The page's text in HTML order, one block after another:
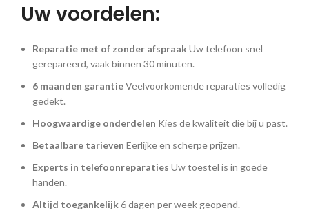
Uw voordelen:
Reparatie met of zonder afspraakUw telefoon snel
gerepareerd, vaak binnen 30 minuten.
6 maanden garantieVeelvoorkomende reparaties volledig
gedekt.
Hoogwaardige onderdelen Kies de kwaliteit die bij u past.
Betaalbare tarieven Eerlijke en scherpe prijzen.
Experts in telefoonreparaties Uw toestel is in goede
handen.
Altijd toegankelijk6 dagen per week geopend.